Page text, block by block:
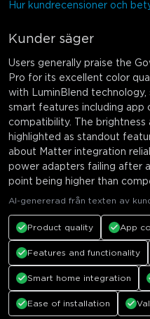
Hur kundrecensioner och
Kunder säger
Users generally praise the
Pro for its excellent color
with LuminBlend technology,
smart features including app
compatibility. The
highlighted as standout
about Matter integration
power adapters failing after
point being higher than
AI-genererad från texten av
Product quality App
Features and functionality
Smart home integration
Ease of installation